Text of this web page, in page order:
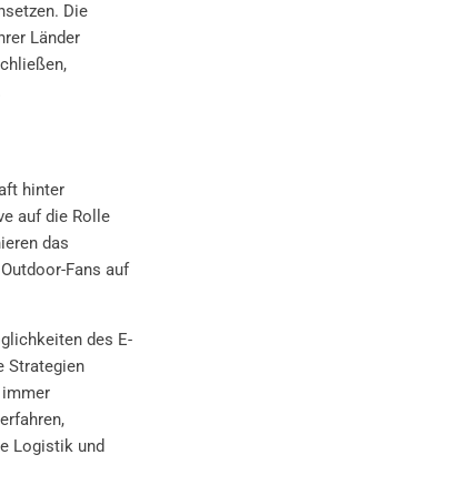
Die
Länder
hinter
auf die Rolle
das
Fans auf
des E-
Strategien
Logistik und